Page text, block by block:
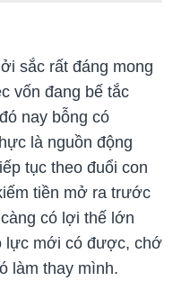
sắc rất đáng mong
vốn đang bế tắc
nay bỗng có
là nguồn động
tục theo đuổi con
tiền mở ra trước
có lợi thế lớn
lực mới có được, chớ
làm thay mình.